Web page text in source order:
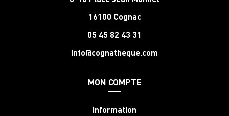
16100 Cognac
05 45 82 43 31
info@cognatheque.com
MON COMPTE
Information